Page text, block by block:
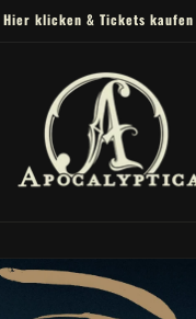
Hier klicken & Tickets kaufen